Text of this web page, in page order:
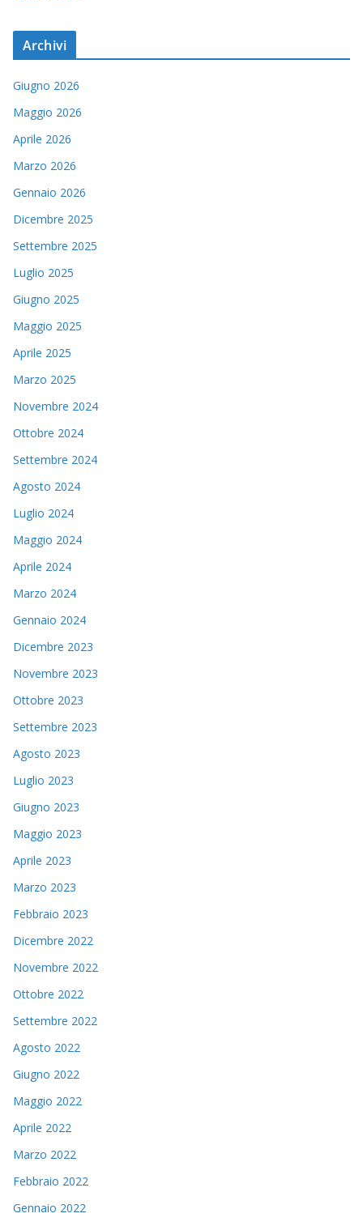
Archivi
Giugno 2026
Maggio 2026
Aprile 2026
Marzo 2026
Gennaio 2026
Dicembre 2025
Settembre 2025
Luglio 2025
Giugno 2025
Maggio 2025
Aprile 2025
Marzo 2025
Novembre 2024
Ottobre 2024
Settembre 2024
Agosto 2024
Luglio 2024
Maggio 2024
Aprile 2024
Marzo 2024
Gennaio 2024
Dicembre 2023
Novembre 2023
Ottobre 2023
Settembre 2023
Agosto 2023
Luglio 2023
Giugno 2023
Maggio 2023
Aprile 2023
Marzo 2023
Febbraio 2023
Dicembre 2022
Novembre 2022
Ottobre 2022
Settembre 2022
Agosto 2022
Giugno 2022
Maggio 2022
Aprile 2022
Marzo 2022
Febbraio 2022
Gennaio 2022